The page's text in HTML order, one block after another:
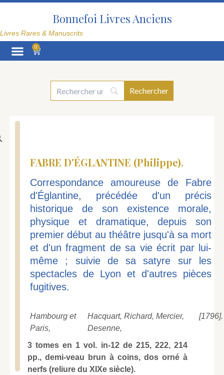
Aller
Bonnefoi Livres Anciens
Livres Rares & Manuscrits
0
Panier
FABRE D'ÉGLANTINE (Philippe).
Correspondance amoureuse de Fabre
d'Églantine, précédée d'un précis
historique de son existence morale,
physique et dramatique, depuis son
premier début au théâtre jusqu'à sa mort
et d'un fragment de sa vie écrit par lui-
même ; suivie de sa satyre sur les
spectacles de Lyon et d'autres pièces
fugitives.
Hambourg et
Paris,
Hacquart, Richard, Mercier,
Desenne,
[1796].
3 tomes en 1 vol. in-12 de 215, 222, 214
pp., demi-veau brun à coins, dos orné à
nerfs (reliure du XIXe siècle).